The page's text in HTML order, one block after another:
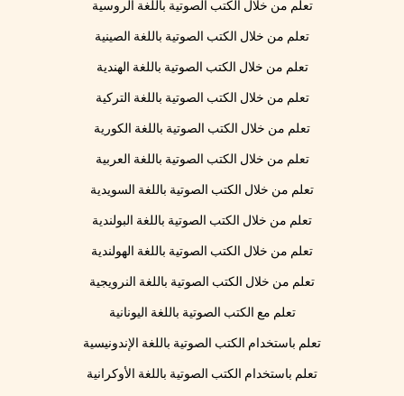
تعلم من خلال الكتب الصوتية باللغة الروسية
تعلم من خلال الكتب الصوتية باللغة الصينية
تعلم من خلال الكتب الصوتية باللغة الهندية
تعلم من خلال الكتب الصوتية باللغة التركية
تعلم من خلال الكتب الصوتية باللغة الكورية
تعلم من خلال الكتب الصوتية باللغة العربية
تعلم من خلال الكتب الصوتية باللغة السويدية
تعلم من خلال الكتب الصوتية باللغة البولندية
تعلم من خلال الكتب الصوتية باللغة الهولندية
تعلم من خلال الكتب الصوتية باللغة النرويجية
تعلم مع الكتب الصوتية باللغة اليونانية
تعلم باستخدام الكتب الصوتية باللغة الإندونيسية
تعلم باستخدام الكتب الصوتية باللغة الأوكرانية